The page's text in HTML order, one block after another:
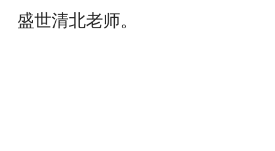
盛世清北老师。